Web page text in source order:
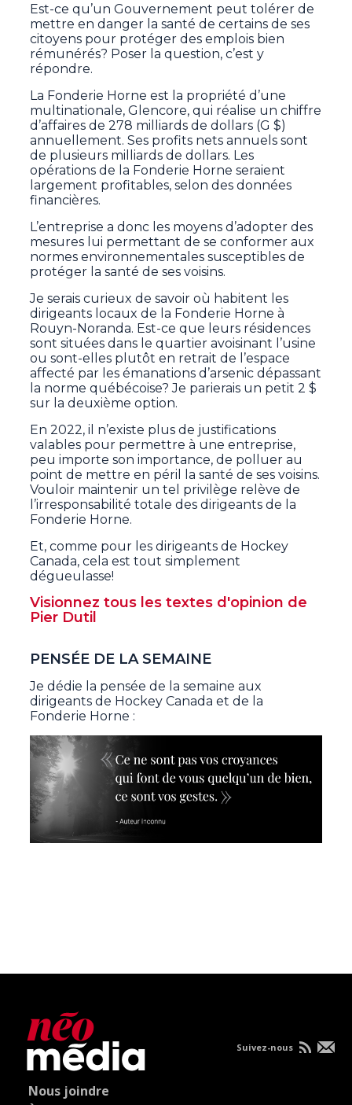
Est-ce qu’un Gouvernement peut tolérer de
mettre en danger la santé de certains de ses
citoyens pour protéger des emplois bien
rémunérés? Poser la question, c’est y
répondre.
La Fonderie Horne est la propriété d’une
multinationale, Glencore, qui réalise un chiffre
d’affaires de 278 milliards de dollars (G $)
annuellement. Ses profits nets annuels sont
de plusieurs milliards de dollars. Les
opérations de la Fonderie Horne seraient
largement profitables, selon des données
financières.
L’entreprise a donc les moyens d’adopter des
mesures lui permettant de se conformer aux
normes environnementales susceptibles de
protéger la santé de ses voisins.
Je serais curieux de savoir où habitent les
dirigeants locaux de la Fonderie Horne à
Rouyn-Noranda. Est-ce que leurs résidences
sont situées dans le quartier avoisinant l’usine
ou sont-elles plutôt en retrait de l’espace
affecté par les émanations d’arsenic dépassant
la norme québécoise? Je parierais un petit 2 $
sur la deuxième option.
En 2022, il n’existe plus de justifications
valables pour permettre à une entreprise,
peu importe son importance, de polluer au
point de mettre en péril la santé de ses voisins.
Vouloir maintenir un tel privilège relève de
l’irresponsabilité totale des dirigeants de la
Fonderie Horne.
Et, comme pour les dirigeants de Hockey
Canada, cela est tout simplement
dégueulasse!
Visionnez tous les textes d'opinion de
Pier Dutil
PENSÉE DE LA SEMAINE
Je dédie la pensée de la semaine aux
dirigeants de Hockey Canada et de la
Fonderie Horne :
Nous joindre
Suivez-nous